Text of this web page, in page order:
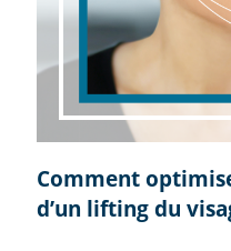
Comment
d’un lifting du